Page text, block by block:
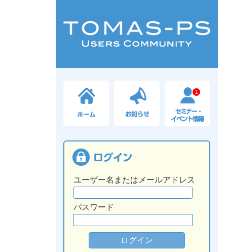
1
ユーザー名またはメールアドレス
パスワード